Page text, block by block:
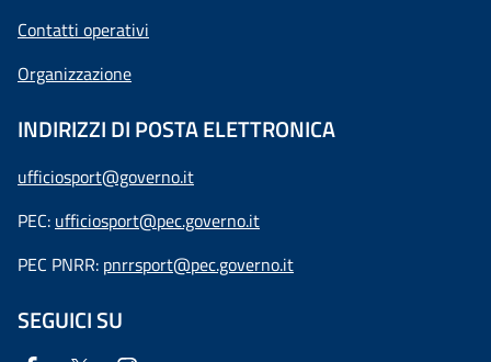
Contatti operativi
Organizzazione
INDIRIZZI DI POSTA ELETTRONICA
ufficiosport@governo.it
PEC: ufficiosport@pec.governo.it
PEC PNRR: pnrrsport@pec.governo.it
SEGUICI SU